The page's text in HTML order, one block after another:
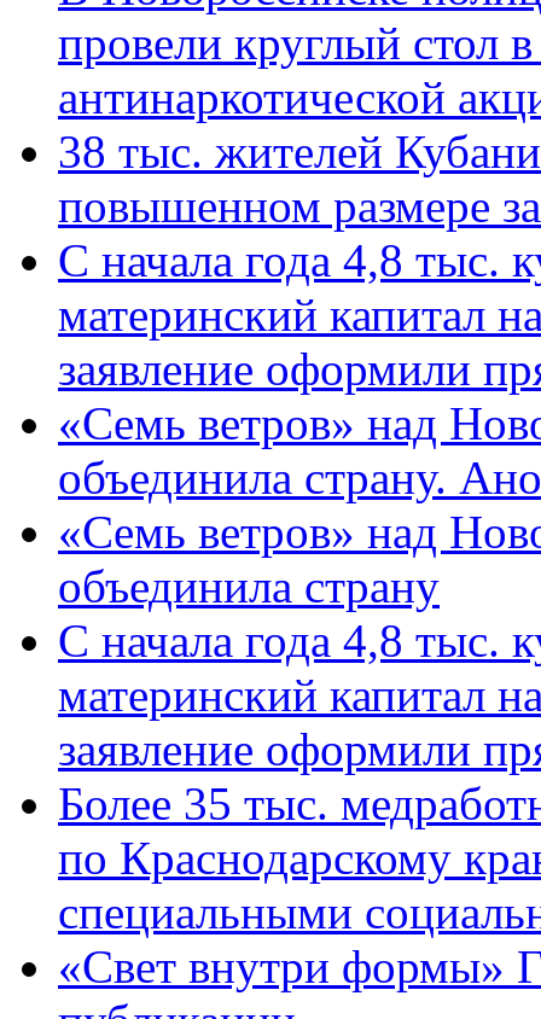
провели круглый стол
антинаркотической
38 тыс. жителей
повышенном размере
С начала года 4,8 тыс.
материнский капитал
заявление оформили
«Семь ветров» над
объединила страну.
«Семь ветров» над
объединила страну
С начала года 4,8 тыс.
материнский капитал
заявление оформили
Более 35 тыс.
по Краснодарскому
специальными
«Свет внутри формы»